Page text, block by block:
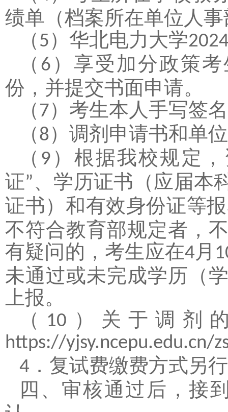
绩单（档案所在单位人
（ 5 ） 华北电力大学202
（ 6 ）享受加分政策
份，并提交书面申请。
（ 7） 考生本人手写签
（8） 调剂申请书和单
（ 9 ） 根据我校规定
证”、学历证书（应届本
证书）和有效身份证等
不符合教育部规定者，
有疑问的，考生应在4 月
未通过或未完成学历（
上报。
（ 10 ） 关于调剂
https://yjsy.ncepu.edu.cn/
4 ． 复试费缴费方式另
四、 审核通过后，接